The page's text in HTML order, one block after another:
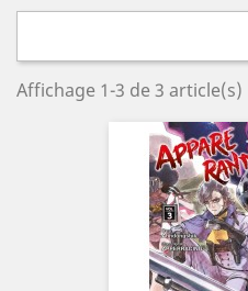
Affichage 1-3 de 3 article(s)